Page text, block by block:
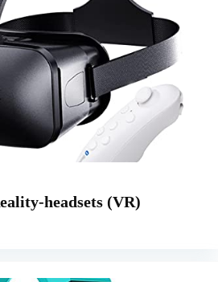
headsets (VR)